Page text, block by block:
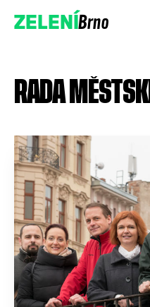
ZELENÍBrno
Přidejte se!
Podpořte nás
RADA